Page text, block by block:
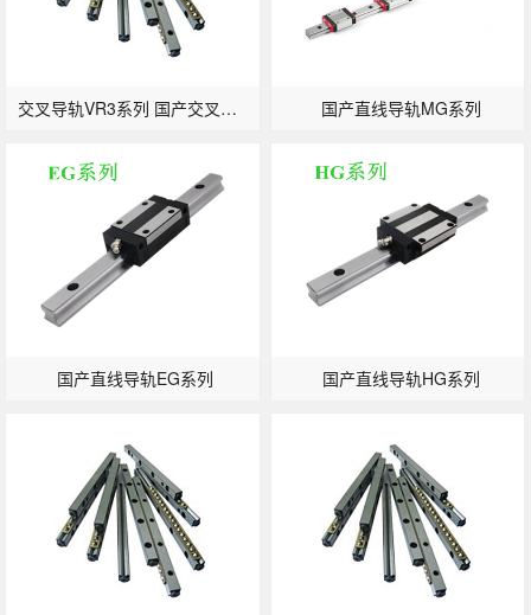
交叉导轨VR3系列 国产交叉滚子轨道生产厂家 国产直线导轨MG系列
国产直线导轨EG系列 国产直线导轨HG系列